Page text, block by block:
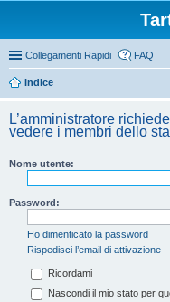
Collegamenti Rapidi FAQ
Indice
L’amministratore
vedere i membri dello
Nome utente:
Password:
Ho dimenticato la password
Rispedisci l’email di attivazione
Ricordami
Nascondi il mio stato per